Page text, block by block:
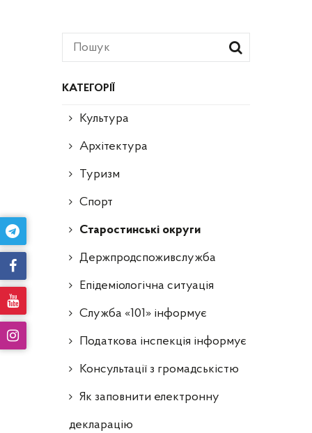
КАТЕГОРІЇ
Культура
Архітектура
Туризм
Спорт
Старостинські округи
Держпродспоживслужба
Епідеміологічна ситуація
Служба «101» інформує
Податкова інспекція інформує
Консультації з громадськістю
Як заповнити електронну
декларацію